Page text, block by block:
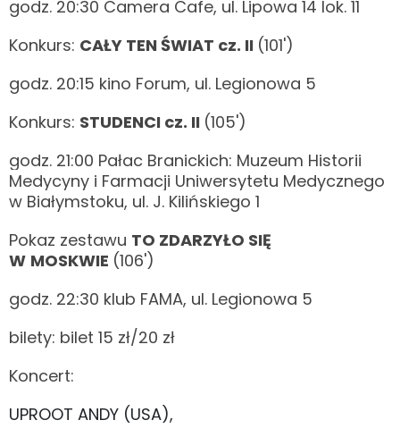
godz. 20:30 Camera Cafe, ul. Lipowa 14 lok. 11
Konkurs: CAŁY TEN ŚWIAT cz. II (101')
godz. 20:15 kino Forum, ul. Legionowa 5
Konkurs: STUDENCI cz. II (105')
godz. 21:00 Pałac Branickich: Muzeum Historii
Medycyny i Farmacji Uniwersytetu Medycznego
w Białymstoku, ul. J. Kilińskiego 1
Pokaz zestawu TO ZDARZYŁO SIĘ
W MOSKWIE (106')
godz. 22:30 klub FAMA, ul. Legionowa 5
bilety: bilet 15 zł/20 zł
Koncert:
UPROOT ANDY (USA),